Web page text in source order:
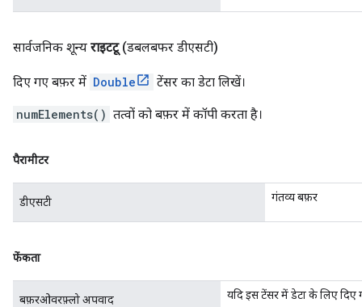
सार्वजनिक शून्य राइटटू (डबलबफर डीएसटी)
दिए गए बफ़र में Double टेंसर का डेटा लिखें।
numElements() तत्वों को बफ़र में कॉपी करता है।
पैरामीटर
डीएसटी गंतव्य बफ़र
फेंकता
बफ़रओवरफ़्लो अपवाद यदि इस टेंसर में डेटा के लिए दिए